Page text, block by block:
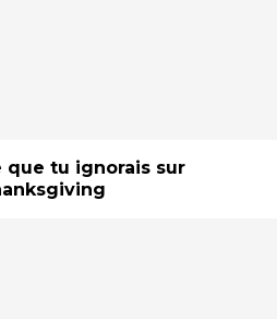
que tu ignorais sur